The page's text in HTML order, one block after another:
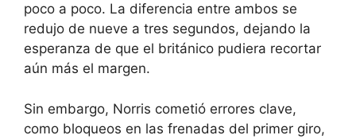
poco a poco. La diferencia entre ambos se
redujo de nueve a tres segundos, dejando la
esperanza de que el británico pudiera recortar
aún más el margen.
Sin embargo, Norris cometió errores clave,
como bloqueos en las frenadas del primer giro,